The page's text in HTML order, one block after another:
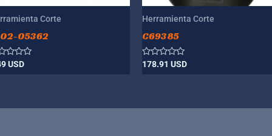
Corte
05362
USD
Herramienta Corte
C69385
Valorado
178.91 USD